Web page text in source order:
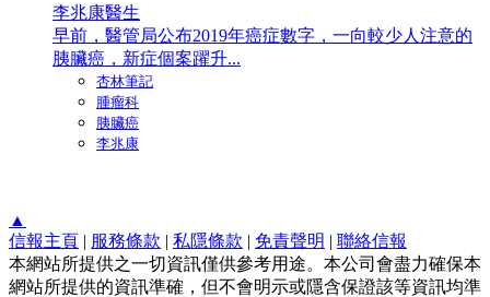
李兆康醫生
早前，醫管局公布2019年癌症數字，一向較少人注意的
胰臟癌，新症個案躍升...
杏林筆記
腫瘤科
胰臟癌
李兆康
▲
信報主頁 | 服務條款 | 私隱條款 | 免責聲明 | 聯絡信報
本網站所提供之一切資訊僅供參考用途。本公司會盡力確保本
網站所提供的資訊準確，但不會明示或隱含保證該等資訊均準